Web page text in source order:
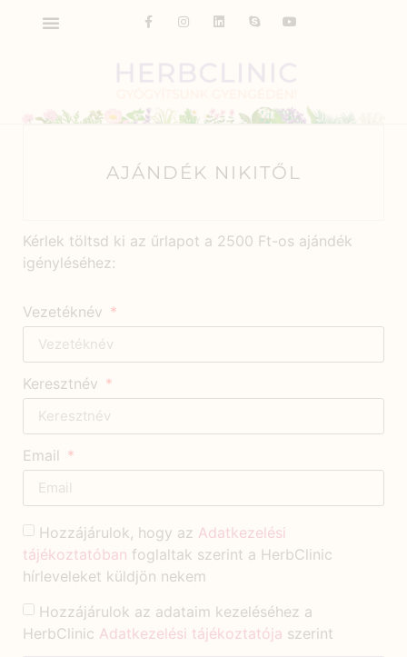
AJÁNDÉK NIKITŐL
Kérlek töltsd ki az űrlapot a 2500 Ft-os ajándék
igényléséhez:
Vezetéknév
Keresztnév
Email
Hozzájárulok, hogy az Adatkezelési
tájékoztatóban foglaltak szerint a HerbClinic
hírleveleket küldjön nekem
Hozzájárulok az adataim kezeléséhez a
HerbClinic Adatkezelési tájékoztatója szerint